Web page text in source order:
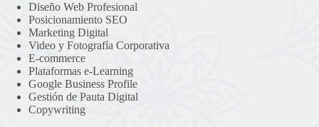
Diseño Web Profesional
Posicionamiento SEO
Marketing Digital
Video y Fotografía Corporativa
E-commerce
Plataformas e-Learning
Google Business Profile
Gestión de Pauta Digital
Copywriting